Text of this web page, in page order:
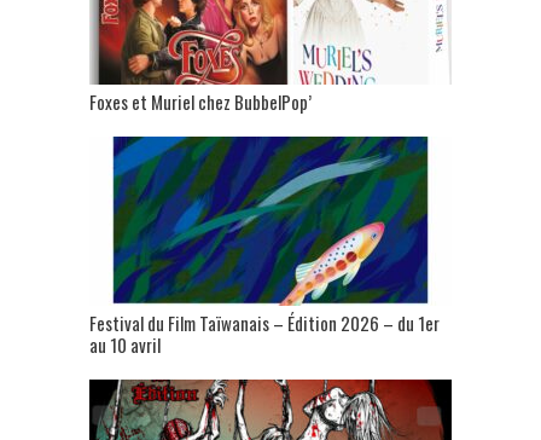
Foxes et Muriel chez BubbelPop’
Festival du Film Taïwanais – Édition 2026 – du 1er
au 10 avril